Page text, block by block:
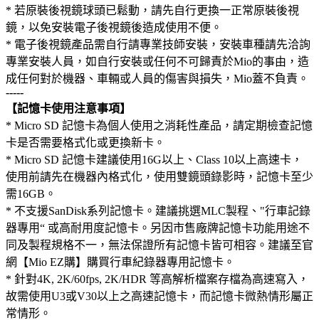
* 若原裝後視鏡球頭已鬆動，請先自行更換一正常原裝後視
鏡，以免安裝電子後視鏡後造成使用不便。
* 電子後視鏡產品需自行請專業技師安裝，安裝車種請先洽詢
專業安裝人員，如自行安裝或任何不可歸責於Mio的事由，造
成任何對於機器、車輛或人員的傷害與損失，Mio蓋不負責。
-----
【記憶卡使用注意事項】
* Micro SD 記憶卡為個人使用之消耗性產品，請定期檢查記憶
卡是否需要格式化或更換新卡。
* Micro SD 記憶卡建議使用16G以上、Class 10以上高速卡，
使用前請先在機器內格式化，使用雙鏡頭錄影時，記憶卡至少
需16GB。
* 不支援SanDisk系列記憶卡。建議挑選MLC製程、"行車記錄
器專用“ 或高耐用度記憶卡。另因市售廠牌記憶卡功能用途不
同及製程規格不一，無法保證所有記憶卡皆可相容。建議至官
網【Mio EZ購】購買行車紀錄器專用記憶卡。
* 針對4K, 2K/60fps, 2K/HDR 等高解析檔案存檔為高速寫入，
故需使用U3或V30以上之高速記憶卡，而記憶卡微熱情形屬正
常情形。